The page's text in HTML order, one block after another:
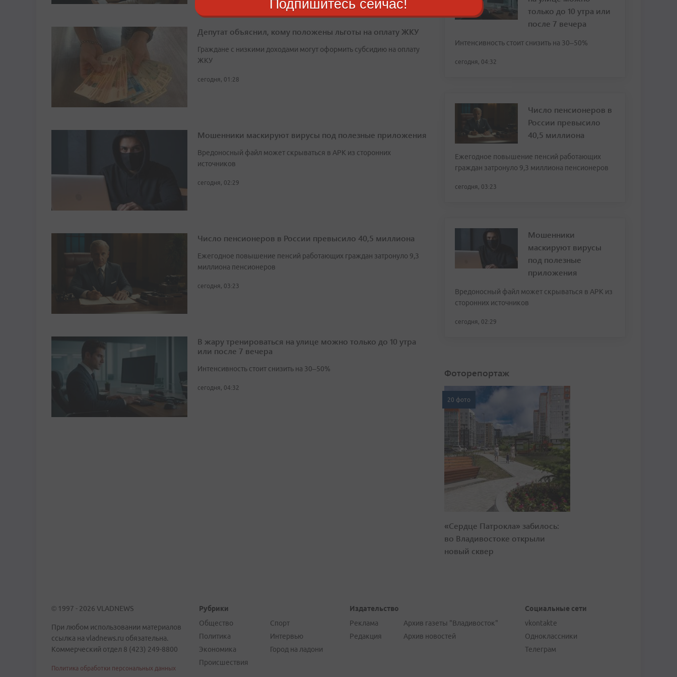
Депутат объяснил, кому положены льготы на оплату ЖКУ
Граждане с низкими доходами могут оформить субсидию на оплату
ЖКУ
сегодня, 01:28
Мошенники маскируют вирусы под полезные приложения
Вредоносный файл может скрываться в APK из сторонних
источников
сегодня, 02:29
Число пенсионеров в России превысило 40,5 миллиона
Ежегодное повышение пенсий работающих граждан затронуло 9,3
миллиона пенсионеров
сегодня, 03:23
В жару тренироваться на улице можно только до 10 утра
или после 7 вечера
Интенсивность стоит снизить на 30–50%
сегодня, 04:32
только до 10 утра или
после 7 вечера
Интенсивность стоит снизить на 30–50%
сегодня, 04:32
Число пенсионеров в
России превысило
40,5 миллиона
Ежегодное повышение пенсий работающих
граждан затронуло 9,3 миллиона пенсионеров
сегодня, 03:23
Мошенники
маскируют вирусы
под полезные
приложения
Вредоносный файл может скрываться в APK из
сторонних источников
сегодня, 02:29
Фоторепортаж
20 фото
«Сердце Патрокла» забилось:
во Владивостоке открыли
новый сквер
© 1997 - 2026 VLADNEWS
При любом использовании материалов
ссылка на vladnews.ru обязательна.
Коммерческий отдел 8 (423) 249-8800
Политика обработки персональных данных
Рубрики
Общество
Политика
Экономика
Происшествия
Спорт
Интервью
Город на ладони
Издательство
Реклама
Редакция
Архив газеты "Владивосток"
Архив новостей
Социальные сети
vkontakte
Одноклассники
Телеграм
Подпишитесь сейчас!